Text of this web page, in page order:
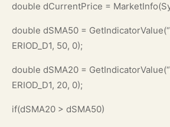
double dCurrentPrice =
double dSMA50 =
ERIOD_D1, 50, 0);
double dSMA20 =
ERIOD_D1, 20, 0);
if(dSMA20 > dSMA50)